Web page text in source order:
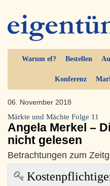
Warum ef? Bestellen
Konferenz
06. November 2018
Märkte und Mächte Folge 11
Angela Merkel –
nicht gelesen
Betrachtungen zum